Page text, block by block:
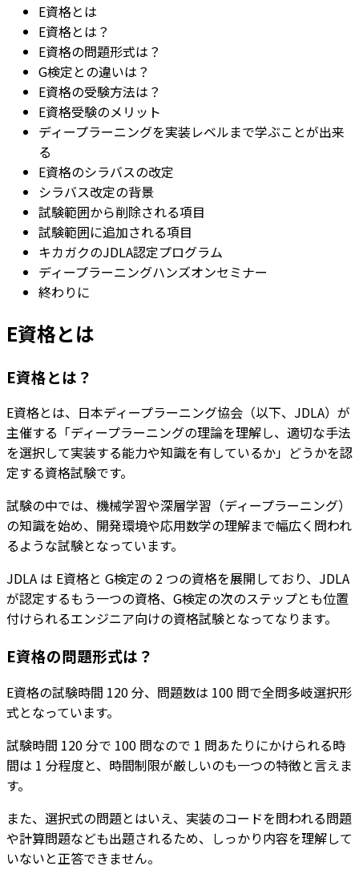
E資格とは
E資格とは？
E資格の問題形式は？
G検定との違いは？
E資格の受験方法は？
E資格受験のメリット
ディープラーニングを実装レベルまで学ぶことが出来
る
E資格のシラバスの改定
シラバス改定の背景
試験範囲から削除される項目
試験範囲に追加される項目
キカガクのJDLA認定プログラム
ディープラーニングハンズオンセミナー
終わりに
E資格とは
E資格とは？
E資格とは、日本ディープラーニング協会（以下、JDLA）が
主催する「ディープラーニングの理論を理解し、適切な手法
を選択して実装する能力や知識を有しているか」どうかを認
定する資格試験です。
試験の中では、機械学習や深層学習（ディープラーニング）
の知識を始め、開発環境や応用数学の理解まで幅広く問われ
るような試験となっています。
JDLA は E資格と G検定の 2 つの資格を展開しており、JDLA
が認定するもう一つの資格、G検定の次のステップとも位置
付けられるエンジニア向けの資格試験となってなります。
E資格の問題形式は？
E資格の試験時間 120 分、問題数は 100 問で全問多岐選択形
式となっています。
試験時間 120 分で 100 問なので 1 問あたりにかけられる時
間は 1 分程度と、時間制限が厳しいのも一つの特徴と言えま
す。
また、選択式の問題とはいえ、実装のコードを問われる問題
や計算問題なども出題されるため、しっかり内容を理解して
いないと正答できません。